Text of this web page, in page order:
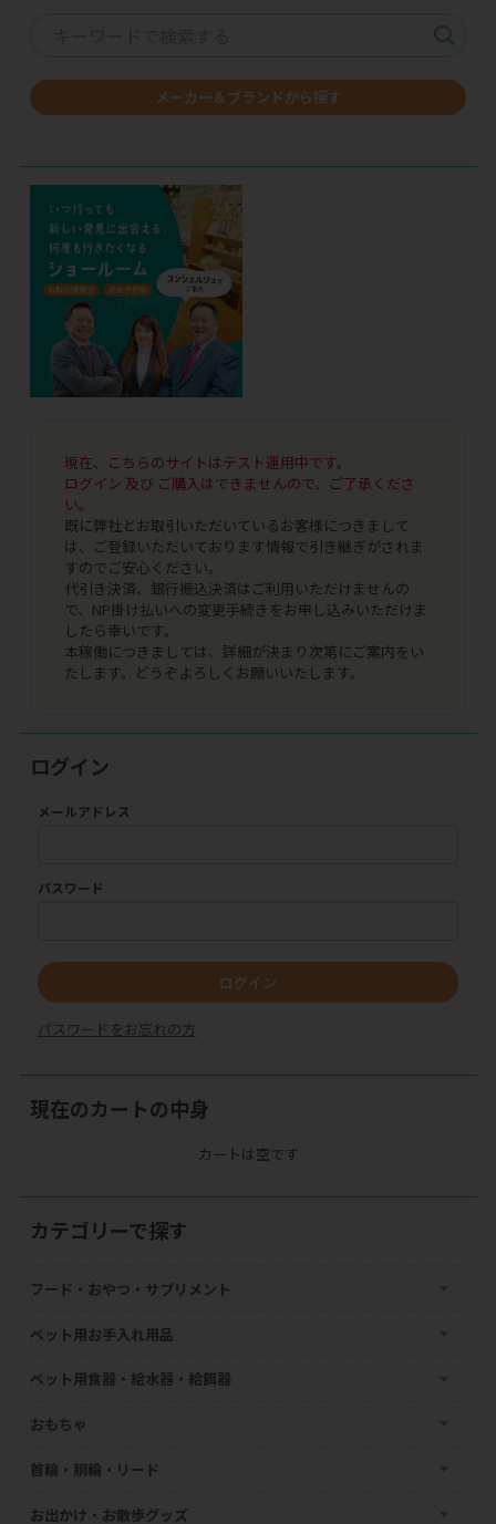
メーカー＆ブランドから探す
現在、こちらのサイトはテスト運用中です。
ログイン 及び ご購入はできませんので、ご了承くださ
い。
既に弊社とお取引いただいているお客様につきまして
は、ご登録いただいております情報で引き継ぎがされま
すのでご安心ください。
代引き決済、銀行振込決済はご利用いただけませんの
で、NP掛け払いへの変更手続きをお申し込みいただけま
したら幸いです。
本稼働につきましては、詳細が決まり次第にご案内をい
たします。どうぞよろしくお願いいたします。
ログイン
メールアドレス
パスワード
ログイン
パスワードをお忘れの方
現在のカートの中身
カートは空です
カテゴリーで探す
フード・おやつ・サプリメント
ペット用お手入れ用品
ペット用食器・給水器・給餌器
おもちゃ
首輪・胴輪・リード
お出かけ・お散歩グッズ